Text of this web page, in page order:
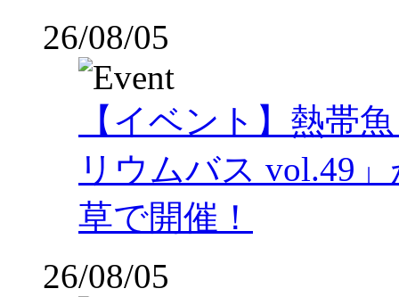
26/08/05
【イベント】熱帯
リウムバス vol.49
草で開催！
26/08/05